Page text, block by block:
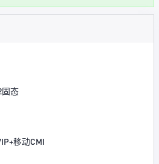
固态
移动CMI